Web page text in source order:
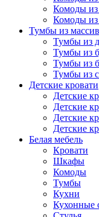
Комоды из
Комоды
Тумбы из
Тумбы из
Тумбы из
Тумбы из
Тумбы из
Детские кровати
Детские
Детские
Детские
Детские
Белая мебель
Кровати
Шкафы
Комоды
Тумбы
Кухни
Кухонные